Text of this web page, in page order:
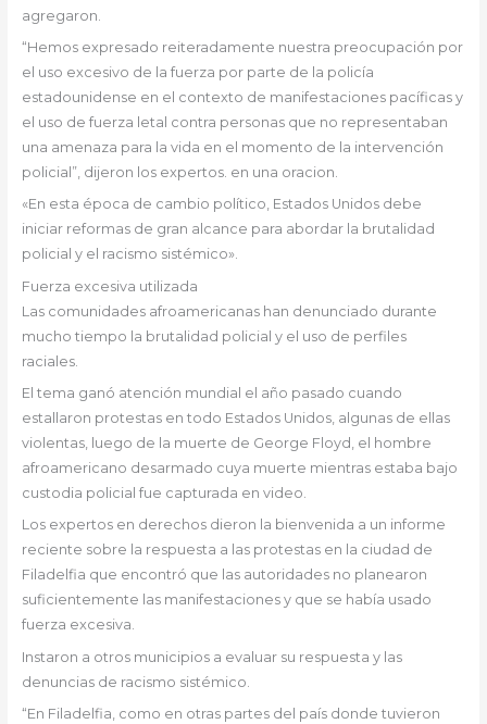
agregaron.
“Hemos expresado reiteradamente nuestra preocupación por
el uso excesivo de la fuerza por parte de la policía
estadounidense en el contexto de manifestaciones pacíficas y
el uso de fuerza letal contra personas que no representaban
una amenaza para la vida en el momento de la intervención
policial”, dijeron los expertos. en una oracion.
«En esta época de cambio político, Estados Unidos debe
iniciar reformas de gran alcance para abordar la brutalidad
policial y el racismo sistémico».
Fuerza excesiva utilizada
Las comunidades afroamericanas han denunciado durante
mucho tiempo la brutalidad policial y el uso de perfiles
raciales.
El tema ganó atención mundial el año pasado cuando
estallaron protestas en todo Estados Unidos, algunas de ellas
violentas, luego de la muerte de George Floyd, el hombre
afroamericano desarmado cuya muerte mientras estaba bajo
custodia policial fue capturada en video.
Los expertos en derechos dieron la bienvenida a un informe
reciente sobre la respuesta a las protestas en la ciudad de
Filadelfia que encontró que las autoridades no planearon
suficientemente las manifestaciones y que se había usado
fuerza excesiva.
Instaron a otros municipios a evaluar su respuesta y las
denuncias de racismo sistémico.
“En Filadelfia, como en otras partes del país donde tuvieron